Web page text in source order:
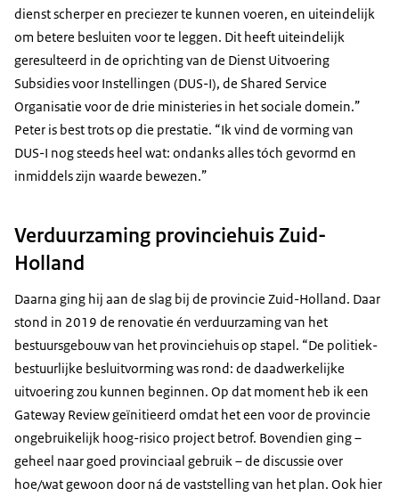
dienst scherper en preciezer te kunnen voeren, en uiteindelijk
om betere besluiten voor te leggen. Dit heeft uiteindelijk
geresulteerd in de oprichting van de Dienst Uitvoering
Subsidies voor Instellingen (DUS-I), de Shared Service
Organisatie voor de drie ministeries in het sociale domein.”
Peter is best trots op die prestatie. “Ik vind de vorming van
DUS-I nog steeds heel wat: ondanks alles tóch gevormd en
inmiddels zijn waarde bewezen.”
Verduurzaming provinciehuis Zuid-
Holland
Daarna ging hij aan de slag bij de provincie Zuid-Holland. Daar
stond in 2019 de renovatie én verduurzaming van het
bestuursgebouw van het provinciehuis op stapel. “De politiek-
bestuurlijke besluitvorming was rond: de daadwerkelijke
uitvoering zou kunnen beginnen. Op dat moment heb ik een
Gateway Review geïnitieerd omdat het een voor de provincie
ongebruikelijk hoog-risico project betrof. Bovendien ging –
geheel naar goed provinciaal gebruik – de discussie over
hoe/wat gewoon door ná de vaststelling van het plan. Ook hier